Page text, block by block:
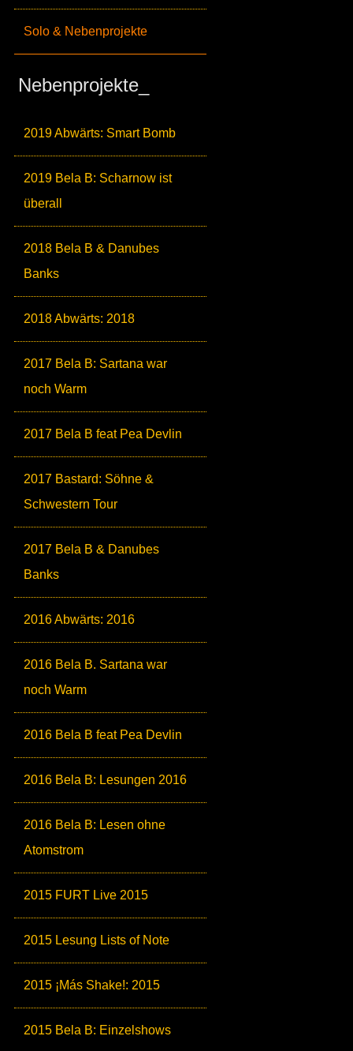
Solo & Nebenprojekte
Nebenprojekte_
2019 Abwärts: Smart Bomb
2019 Bela B: Scharnow ist
überall
2018 Bela B & Danubes
Banks
2018 Abwärts: 2018
2017 Bela B: Sartana war
noch Warm
2017 Bela B feat Pea Devlin
2017 Bastard: Söhne &
Schwestern Tour
2017 Bela B & Danubes
Banks
2016 Abwärts: 2016
2016 Bela B. Sartana war
noch Warm
2016 Bela B feat Pea Devlin
2016 Bela B: Lesungen 2016
2016 Bela B: Lesen ohne
Atomstrom
2015 FURT Live 2015
2015 Lesung Lists of Note
2015 ¡Más Shake!: 2015
2015 Bela B: Einzelshows